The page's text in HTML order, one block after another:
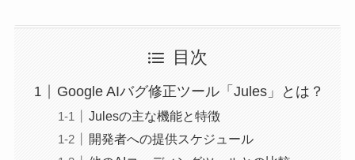
目次
Google AIバグ修正ツール「Jules」とは？
Julesの主な機能と特徴
開発者への提供スケジュール